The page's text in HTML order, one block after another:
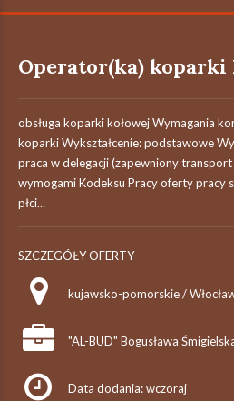
Operator(ka) koparki
obsługa koparki kołowej Wymagania
koparki Wykształcenie: podstawowe
praca w delegacji (zapewniony
wymogami Kodeksu Pracy oferty pracy
płci...
SZCZEGÓŁY OFERTY
kujawsko-pomorskie /
"AL-BUD" Bogusława
Data dodania: wczoraj